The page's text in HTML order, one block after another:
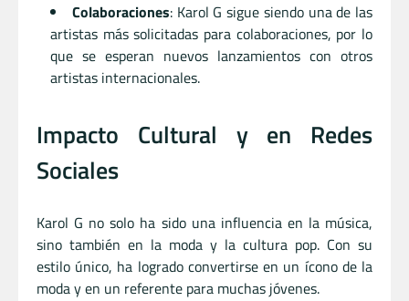
Colaboraciones: Karol G sigue siendo una de las
artistas más solicitadas para colaboraciones, por lo
que se esperan nuevos lanzamientos con otros
artistas internacionales.
Impacto Cultural y en Redes
Sociales
Karol G no solo ha sido una influencia en la música,
sino también en la moda y la cultura pop. Con su
estilo único, ha logrado convertirse en un ícono de la
moda y en un referente para muchas jóvenes.